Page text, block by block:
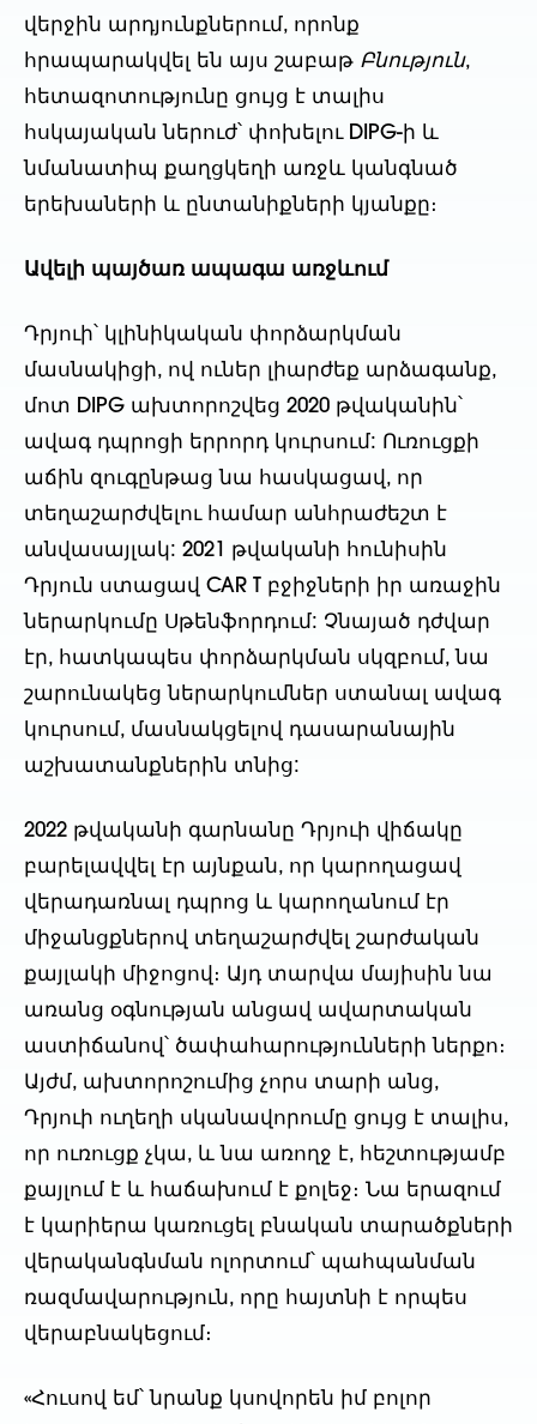
վերջին արդյունքներում, որոնք
հրապարակվել են այս շաբաթ Բնություն,
հետազոտությունը ցույց է տալիս
հսկայական ներուժ՝ փոխելու DIPG-ի և
նմանատիպ քաղցկեղի առջև կանգնած
երեխաների և ընտանիքների կյանքը։
Ավելի պայծառ ապագա առջևում
Դրյուի՝ կլինիկական փորձարկման
մասնակիցի, ով ուներ լիարժեք արձագանք,
մոտ DIPG ախտորոշվեց 2020 թվականին՝
ավագ դպրոցի երրորդ կուրսում: Ուռուցքի
աճին զուգընթաց նա հասկացավ, որ
տեղաշարժվելու համար անհրաժեշտ է
անվասայլակ: 2021 թվականի հունիսին
Դրյուն ստացավ CAR T բջիջների իր առաջին
ներարկումը Սթենֆորդում: Չնայած դժվար
էր, հատկապես փորձարկման սկզբում, նա
շարունակեց ներարկումներ ստանալ ավագ
կուրսում, մասնակցելով դասարանային
աշխատանքներին տնից:
2022 թվականի գարնանը Դրյուի վիճակը
բարելավվել էր այնքան, որ կարողացավ
վերադառնալ դպրոց և կարողանում էր
միջանցքներով տեղաշարժվել շարժական
քայլակի միջոցով։ Այդ տարվա մայիսին նա
առանց օգնության անցավ ավարտական
աստիճանով՝ ծափահարությունների ներքո։
Այժմ, ախտորոշումից չորս տարի անց,
Դրյուի ուղեղի սկանավորումը ցույց է տալիս,
որ ուռուցք չկա, և նա առողջ է, հեշտությամբ
քայլում է և հաճախում է քոլեջ։ Նա երազում
է կարիերա կառուցել բնական տարածքների
վերականգնման ոլորտում՝ պահպանման
ռազմավարություն, որը հայտնի է որպես
վերաբնակեցում։
«Հուսով եմ՝ նրանք կսովորեն իմ բոլոր